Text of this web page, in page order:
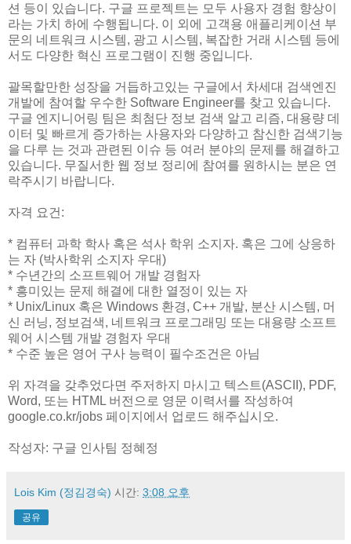
션 등이 있습니다. 구글 프로젝트는 모두 사용자 경험 향상이
라는 가치 하에 수행됩니다. 이 외에 고객용 애플리케이션 부
문의 네트워크 시스템, 광고 시스템, 복잡한 거래 시스템 등에
서도 다양한 혁신 프로그램이 진행 중입니다.
괄목할만한 성장을 거듭하고있는 구글에서 차세대 검색엔진
개발에 참여할 우수한 Software Engineer를 찾고 있습니다.
구글 엔지니어링 팀은 최첨단 정보 검색 알고 리즘, 대용량 데
이터 및 빠르게 증가하는 사용자와 다양하고 참신한 검색기능
을 다루 는 것과 관련된 이슈 등 여러 분야의 문제를 해결하고
있습니다. 무질서한 웹 정보 정리에 참여를 원하시는 분은 연
락주시기 바랍니다.
자격 요건:
* 컴퓨터 과학 학사 혹은 석사 학위 소지자. 혹은 그에 상응하
는 자 (박사학위 소지자 우대)
* 수년간의 소프트웨어 개발 경험자
* 흥미있는 문제 해결에 대한 열정이 있는 자
* Unix/Linux 혹은 Windows 환경, C++ 개발, 분산 시스템, 머
신 러닝, 정보검색, 네트워크 프로그래밍 또는 대용량 소프트
웨어 시스템 개발 경험자 우대
* 수준 높은 영어 구사 능력이 필수조건은 아님
위 자격을 갖추었다면 주저하지 마시고 텍스트(ASCII), PDF,
Word, 또는 HTML 버전으로 영문 이력서를 작성하여
google.co.kr/jobs 페이지에서 업로드 해주십시오.
작성자: 구글 인사팀 정혜정
Lois Kim (정김경숙) 시간: 3:08 오후
공유